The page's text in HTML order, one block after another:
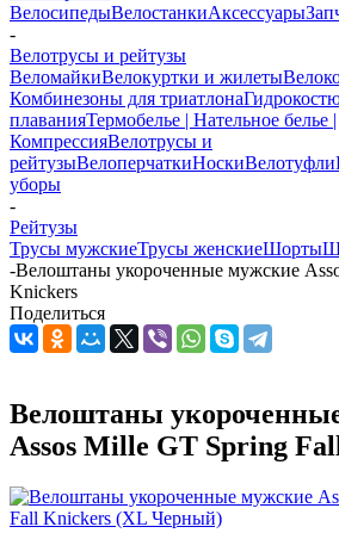
ВелосипедыВелостанкиАксессуары
-
Велотрусы и рейтузы
ВеломайкиВелокуртки и жилеты
Комбинезоны для триатлона
плаванияТермобелье | Нательное белье |
КомпрессияВелотрусы и
рейтузыВелоперчаткиНоскиВелотуфли
уборы
-
Рейтузы
Трусы мужскиеТрусы женскиеШорты
-Велоштаны укороченные мужские
Knickers
Поделиться
Велоштаны
Assos Mille GT Spring